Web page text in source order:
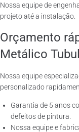
Nossa equipe de
projeto até a instalação.
Orçamento
Metálico
Nossa equipe
personalizado
Garantia de 5 anos
defeitos de pintura.
Nossa equipe e